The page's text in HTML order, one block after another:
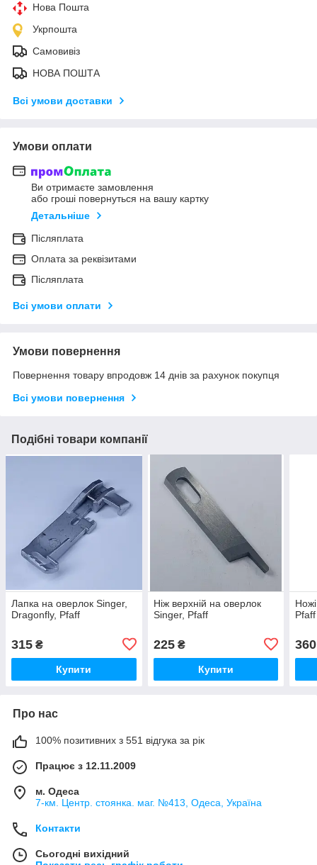
Нова Пошта
Укрпошта
Самовивіз
НОВА ПОШТА
Всі умови доставки
Умови оплати
Ви отримаєте замовлення
або гроші повернуться на вашу картку
Детальніше
Післяплата
Оплата за реквізитами
Післяплата
Всі умови оплати
Умови повернення
Повернення товару впродовж 14 днів за рахунок покупця
Всі умови повернення
Подібні товари компанії
Лапка на оверлок Singer,
Dragonfly, Pfaff
315 ₴
Купити
Ніж верхній на оверлок
Singer, Pfaff
225₴
Купити
Pfaff
360
Про нас
100% позитивних з 551 відгука за рік
Працює з 12.11.2009
м. Одеса
7-км. Центр. стоянка. маг. №413, Одеса, Україна
Контакти
Сьогодні вихідний